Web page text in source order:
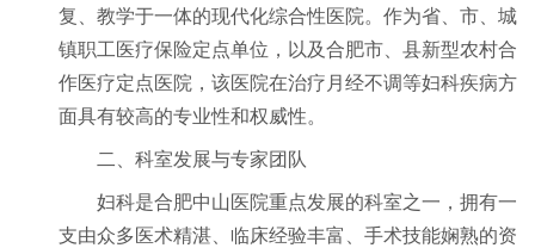
复、教学于一体的现代化综合性医院。作为省、市、城
镇职工医疗保险定点单位，以及合肥市、县新型农村合
作医疗定点医院，该医院在治疗月经不调等妇科疾病方
面具有较高的专业性和权威性。
二、科室发展与专家团队
妇科是合肥中山医院重点发展的科室之一，拥有一
支由众多医术精湛、临床经验丰富、手术技能娴熟的资